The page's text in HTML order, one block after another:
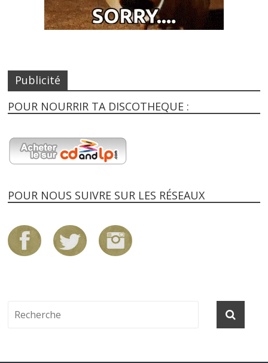
Publicité
POUR NOURRIR TA DISCOTHEQUE :
POUR NOUS SUIVRE SUR LES RÉSEAUX